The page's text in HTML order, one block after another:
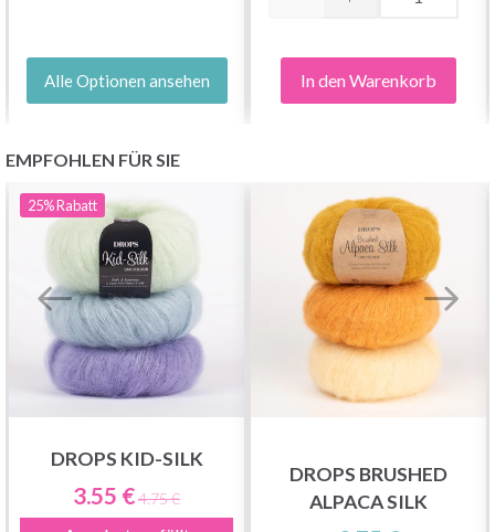
Alle Optionen ansehen In den Warenkorb
EMPFOHLEN FÜR SIE
25%Rabatt
DROPS KID-SILK
3.55 €4.75 €
DROPS BRUSHED
ALPACA SILK